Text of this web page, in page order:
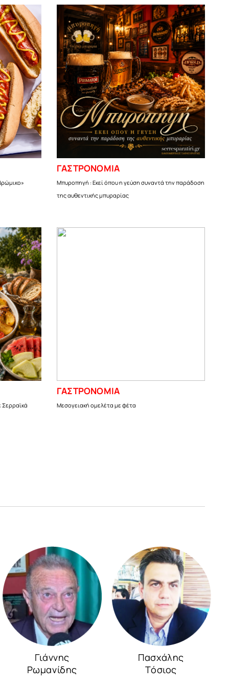
ΓΑΣΤΡΟΝΟΜΙΑ
Μπυροπηγή : Εκεί όπου η γεύση συναντά την παράδοση
της αυθεντικής μπυραρίας
Σερραϊκά
ΓΑΣΤΡΟΝΟΜΙΑ
Μεσογειακή ομελέτα με φέτα
Γιάννης
Ρωμανίδης
Πασχάλης
Τόσιος